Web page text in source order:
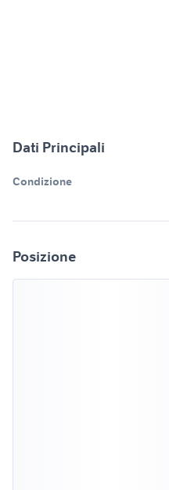
Dati Principali
Condizione
Posizione